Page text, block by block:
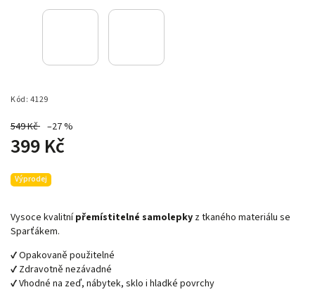
Kód: 4129
549 Kč –27 %
399 Kč
Vysoce kvalitnípřemístitelné samolepky z tkaného materiálu se
Sparťákem.
✔ Opakovaně použitelné
✔ Zdravotně nezávadné
✔ Vhodné na zeď, nábytek, sklo i hladké povrchy
Výprodej